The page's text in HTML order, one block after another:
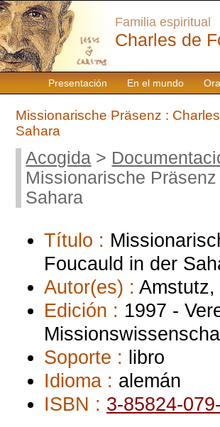
Presentación En el mundo
Familia espiritual
Charles de
Missionarische Präsenz :
Sahara
Acogida >
Missionarische
Sahara
Título :
Foucauld in der
Autor(es) :
Edición : 1997 -
Soporte : libro
Idioma : alemán
ISBN : 3-85824-